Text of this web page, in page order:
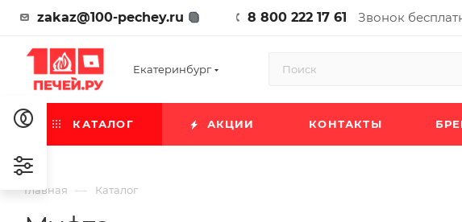
zakaz@100-pechey.ru 8 800 222 17 61 Звонок
Екатеринбург
КАТАЛОГ АКЦИИ КОНТАКТЫ
Главная — Каталог